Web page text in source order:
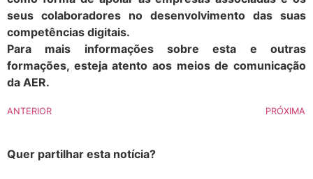
seus colaboradores no desenvolvimento das suas
competências digitais.
Para mais informações sobre esta e outras
formações, esteja atento aos meios de comunicação
da AER.
ANTERIOR PRÓXIMA
Quer partilhar esta notícia?